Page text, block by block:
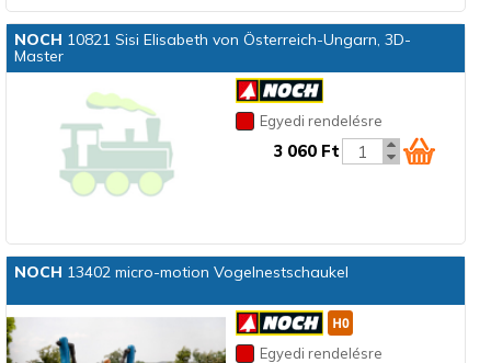
NOCH 10821 Sisi Elisabeth von Österreich-Ungarn, 3D-
Master
Egyedi rendelésre
3 060 Ft
NOCH 13402 micro-motion Vogelnestschaukel
Egyedi rendelésre